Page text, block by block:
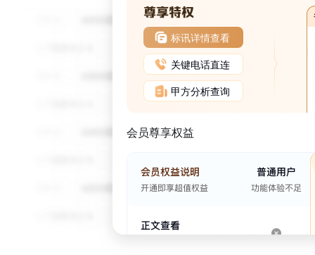
标讯详情查看
关键电话直连
甲方分析查询
会员尊享权益